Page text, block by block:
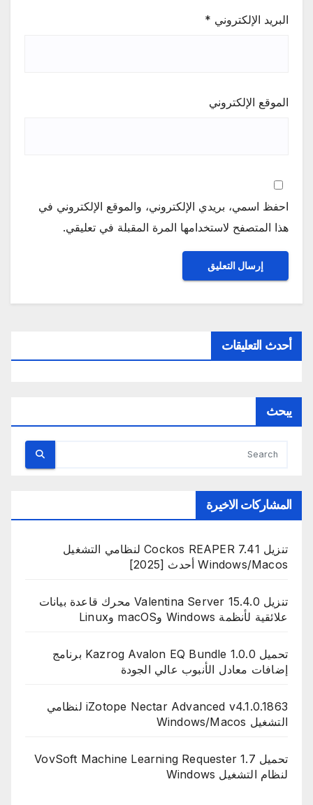
البريد الإلكتروني *
الموقع الإلكتروني
احفظ اسمي، بريدي الإلكتروني، والموقع الإلكتروني في
هذا المتصفح لاستخدامها المرة المقبلة في تعليقي.
أحدث التعليقات
يبحث
المشاركات الاخيرة
تنزيل Cockos REAPER 7.41 لنظامي التشغيل
Windows/Macos أحدث [2025]
تنزيل Valentina Server 15.4.0 محرك قاعدة بيانات
علائقية لأنظمة Windows وmacOS وLinux
تحميل Kazrog Avalon EQ Bundle 1.0.0 برنامج
إضافات معادل الأنبوب عالي الجودة
iZotope Nectar Advanced v4.1.0.1863 لنظامي
التشغيل Windows/Macos
تحميل VovSoft Machine Learning Requester 1.7
لنظام التشغيل Windows